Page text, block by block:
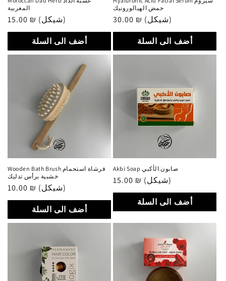
المغربية
Regular
price
15.00 ₪ (شيكل)
أضف الى السلة
حمض الهيالورونيك
Regular
price
30.00 ₪ (شيكل)
أضف الى السلة
Wooden Bath Brush فرشاة استحمام
خشبية برأس تدليك
Regular
price
10.00 ₪ (شيكل)
أضف الى السلة
Akbi Soap صابون الأكبي
Regular
price
15.00 ₪ (شيكل)
أضف الى السلة